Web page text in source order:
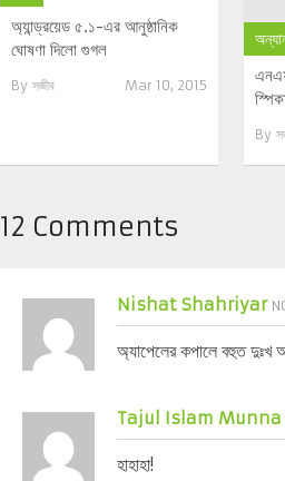
অ্যান্ড্রয়েড ৫.১-এর আনুষ্ঠানিক
ঘোষণা দিলো গুগল
By সজীব Mar 10, 2015
By
12 Comments
Nishat Shahriyar
অ্যাপেলের কপালে বহুত
Tajul Islam Munna
হাহাহা!